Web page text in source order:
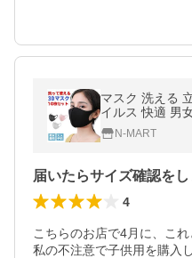
マスク 洗える
イルス 快適 男
N-MART
届いたらサイズ確認をし
4
こちらのお店で4月に、こ
私の不注意で子供用を購入